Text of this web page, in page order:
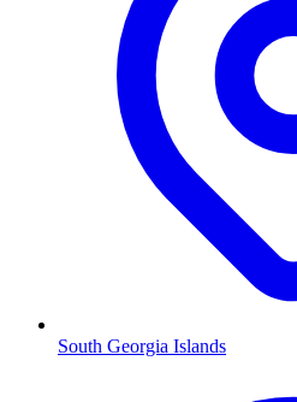
South Georgia Islands